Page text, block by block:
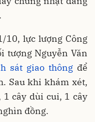
10, lực lượng Công
tượng Nguyễn Văn
sát giao thông để
Sau khi khám xét,
1 cây dùi cui, 1 cây
đồng.